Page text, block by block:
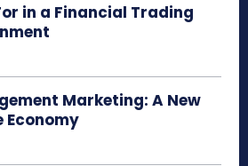
in a Financial Trading
Marketing: A New